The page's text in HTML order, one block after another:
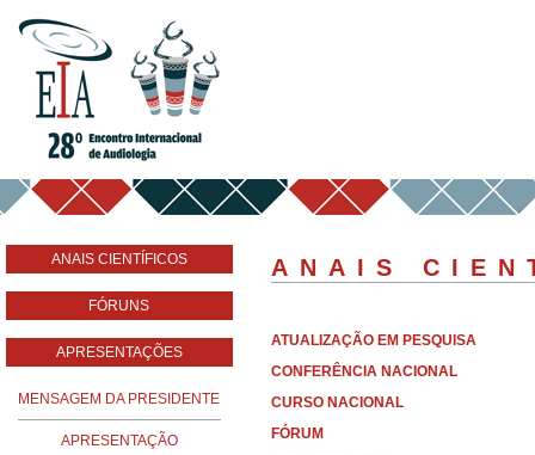
ANAIS CIENTÍFICOS
FÓRUNS
APRESENTAÇÕES
MENSAGEM DA PRESIDENTE
APRESENTAÇÃO
ANAIS
ATUALIZAÇÃO EM PESQUISA
CONFERÊNCIA NACIONAL
CURSO NACIONAL
FÓRUM